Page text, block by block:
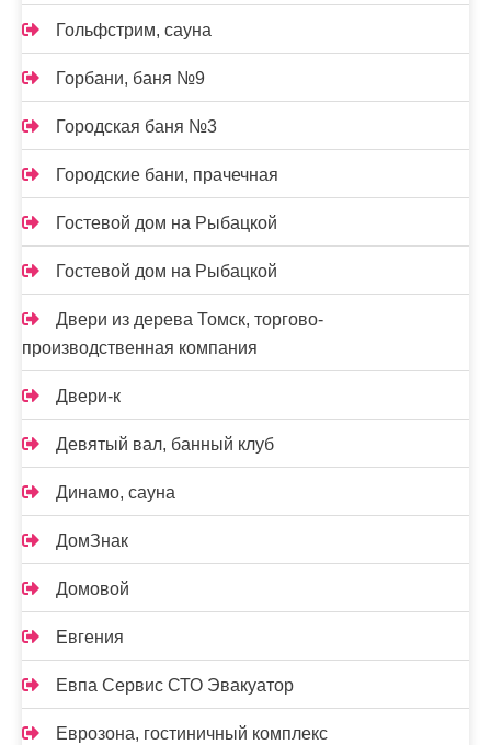
Гольфстрим, сауна
Горбани, баня №9
Городская баня №3
Городские бани, прачечная
Гостевой дом на Рыбацкой
Гостевой дом на Рыбацкой
Двери из дерева Томск, торгово-
производственная компания
Двери-к
Девятый вал, банный клуб
Динамо, сауна
ДомЗнак
Домовой
Евгения
Евпа Сервис СТО Эвакуатор
Еврозона, гостиничный комплекс